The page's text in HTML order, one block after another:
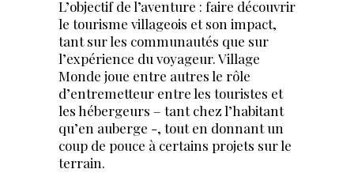
L’objectif de l’aventure : faire découvrir
le tourisme villageois et son impact,
tant sur les communautés que sur
l’expérience du voyageur. Village
Monde joue entre autres le rôle
d’entremetteur entre les touristes et
les hébergeurs – tant chez l’habitant
qu’en auberge -, tout en donnant un
coup de pouce à certains projets sur le
terrain.